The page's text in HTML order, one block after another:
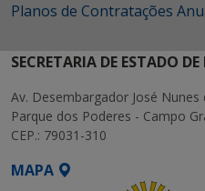
Planos de Contratações
SECRETARIA DE ESTADO
Av. Desembargador José
Parque dos Poderes - Campo
CEP.: 79031-310
MAPA